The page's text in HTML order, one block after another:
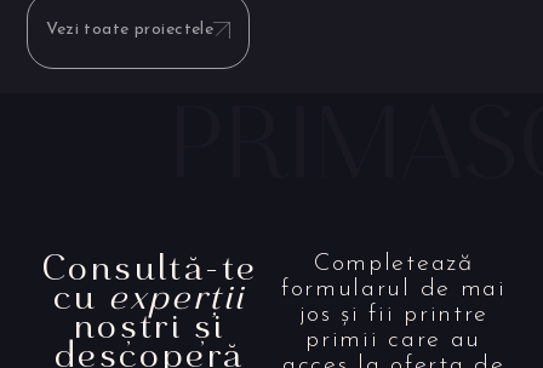
Vezi toate proiectele
Consultă-te
cuexperții
noștri și
descoperă
Completează
formularul de mai
jos și fii printre
primii care au